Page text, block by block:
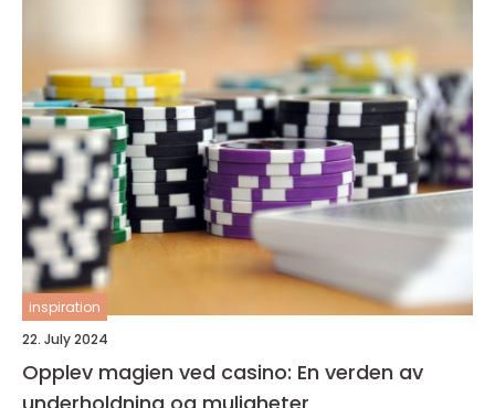
inspiration
22. July 2024
Opplev magien ved casino: En verden av